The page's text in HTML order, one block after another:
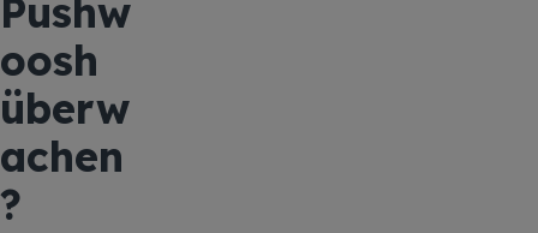
Pushw
oosh
überw
achen
?